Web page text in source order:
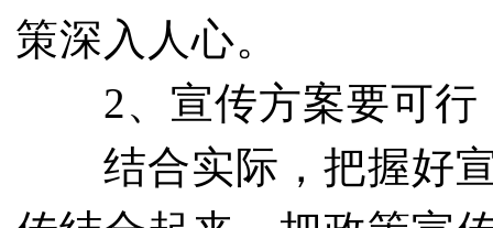
策深入人心。
2、宣传方案要可行
结合实际，把握好宣